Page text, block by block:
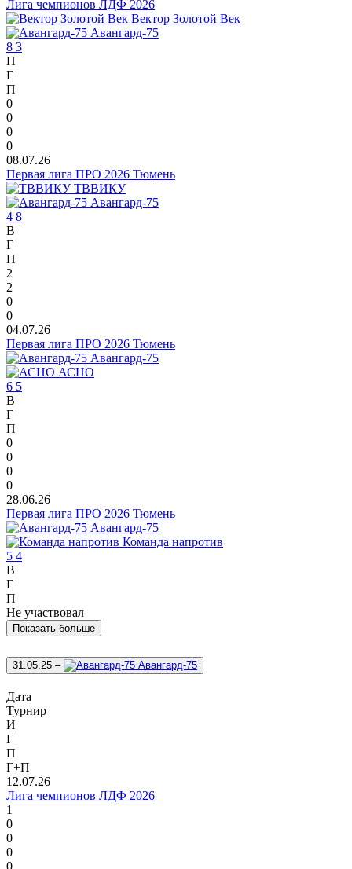
Лига чемпионов ЛДФ 2026
Вектор Золотой Век
Авангард-75
8 3
П
Г
П
0
0
0
0
08.07.26
Первая лига ПРО 2026 Тюмень
ТВВИКУ
Авангард-75
4 8
В
Г
П
2
2
0
0
04.07.26
Первая лига ПРО 2026 Тюмень
Авангард-75
АСНО
6 5
В
Г
П
0
0
0
0
28.06.26
Первая лига ПРО 2026 Тюмень
Авангард-75
Команда напротив
5 4
В
Г
П
Не участвовал
Показать больше
31.05.25 – Авангард-75
Дата
Турнир
И
Г
П
Г+П
12.07.26
Лига чемпионов ЛДФ 2026
1
0
0
0
0